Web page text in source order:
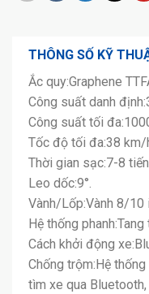
THÔNG SỐ KỸ
Ắc quy:Graphene
Công suất danh
Công suất tối
Tốc độ tối đa:38 km/
Thời gian sạc:7-8
Leo dốc:9°.
Vành/Lốp:Vành 8/
Hệ thống
Cách khởi động
Chống trộm:Hệ
tìm xe qua